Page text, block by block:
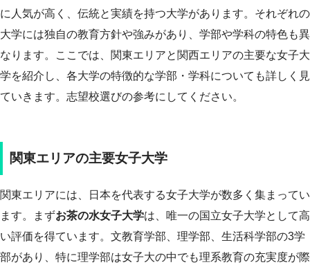
に人気が高く、伝統と実績を持つ大学があります。それぞれの
大学には独自の教育方針や強みがあり、学部や学科の特色も異
なります。ここでは、関東エリアと関西エリアの主要な女子大
学を紹介し、各大学の特徴的な学部・学科についても詳しく見
ていきます。志望校選びの参考にしてください。
関東エリアの主要女子大学
関東エリアには、日本を代表する女子大学が数多く集まってい
ます。まずお茶の水女子大学は、唯一の国立女子大学として高
い評価を得ています。文教育学部、理学部、生活科学部の3学
部があり、特に理学部は女子大の中でも理系教育の充実度が際